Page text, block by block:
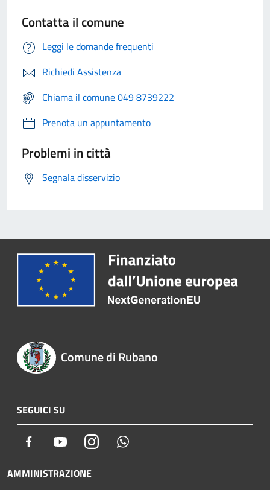
Contatta il comune
Leggi le domande frequenti
Richiedi Assistenza
Chiama il comune 049 8739222
Prenota un appuntamento
Problemi in città
Segnala disservizio
Comune di Rubano
SEGUICI SU
Facebook YoutubeInstagram
AMMINISTRAZIONE